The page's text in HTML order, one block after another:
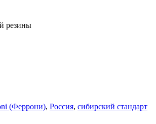
резины
(Феррони), Россия, сибирский стандарт